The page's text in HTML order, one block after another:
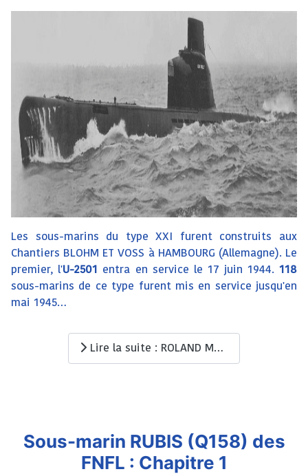
Les sous-marins du type XXI furent construits aux
Chantiers BLOHM ET VOSS à HAMBOURG (Allemagne). Le
premier, l'U-2501 entra en service le 17 juin 1944.118
sous-marins de ce type furent mis en service jusqu'en
mai 1945…
Lire la suite : ROLAND MORILLOT (ex U-2518) - Un peu d'histoire
Sous-marin RUBIS (Q158) des
FNFL : Chapitre 1